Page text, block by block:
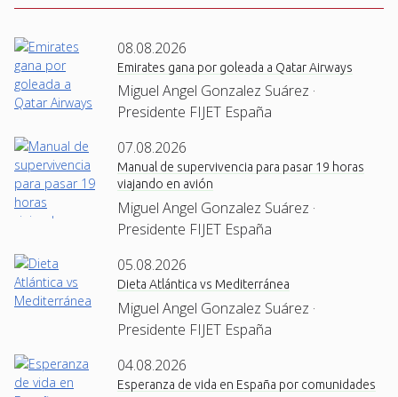
08.08.2026
Emirates gana por goleada a Qatar Airways
Miguel Angel Gonzalez Suárez ·
Presidente FIJET España
07.08.2026
Manual de supervivencia para pasar 19 horas
viajando en avión
Miguel Angel Gonzalez Suárez ·
Presidente FIJET España
05.08.2026
Dieta Atlántica vs Mediterránea
Miguel Angel Gonzalez Suárez ·
Presidente FIJET España
04.08.2026
Esperanza de vida en España por comunidades